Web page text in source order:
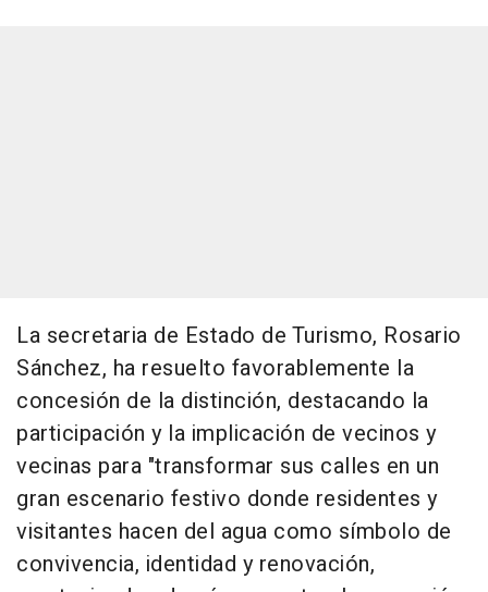
La secretaria de Estado de Turismo, Rosario
Sánchez, ha resuelto favorablemente la
concesión de la distinción, destacando la
participación y la implicación de vecinos y
vecinas para "transformar sus calles en un
gran escenario festivo donde residentes y
visitantes hacen del agua como símbolo de
convivencia, identidad y renovación,